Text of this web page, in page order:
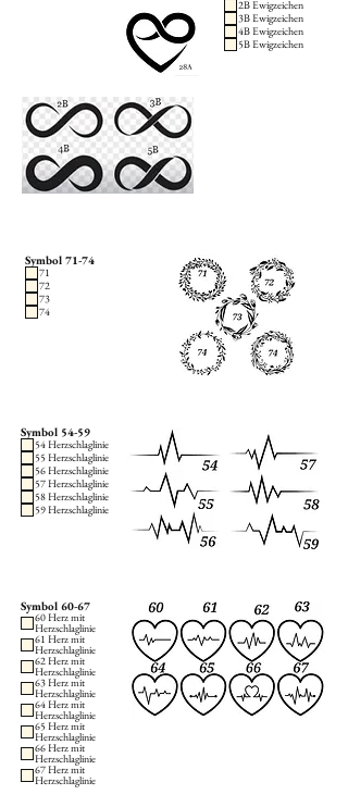
2B Ewigzeichen
3B Ewigzeichen
4B Ewigzeichen
5B Ewigzeichen
Symbol 71-74
71
72
73
74
Symbol 54-59
54 Herzschlaglinie
55 Herzschlaglinie
56 Herzschlaglinie
57 Herzschlaglinie
58 Herzschlaglinie
59 Herzschlaglinie
Symbol 60-67
60 Herz mit
Herzschlaglinie
61 Herz mit
Herzschlaglinie
62 Herz mit
Herzschlaglinie
63 Herz mit
Herzschlaglinie
64 Herz mit
Herzschlaglinie
65 Herz mit
Herzschlaglinie
66 Herz mit
Herzschlaglinie
67 Herz mit
Herzschlaglinie